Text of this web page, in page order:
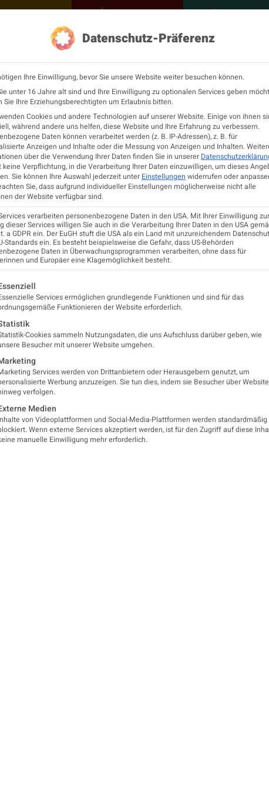
KONTAKT MEINE
Curriculum
2025
ROSENHÜGEL
Anmeldung
Programm
Veranstalter
Was Sie erwartet
Werfen Sie jetzt einen
Alle Informationen zu dem
Module können in
voneinander gebucht und
Erlernen praxisnaher
Fachlicher Austausch
Neurolog:innen
Sonderregelungen für
Datenschutz-Präferenz
Ihre Einwilligung, bevor Sie unsere Website weiter besuchen können.
unter 16 Jahre alt sind und Ihre Einwilligung zu optionalen Services geben
Sie Ihre Erziehungsberechtigten um Erlaubnis bitten.
Cookies und andere Technologien auf unserer Website. Einige von ihnen
während andere uns helfen, diese Website und Ihre Erfahrung zu verbessern.
Daten können verarbeitet werden (z. B. IP-Adressen), z. B. für
Anzeigen und Inhalte oder die Messung von Anzeigen und Inhalten.
über die Verwendung Ihrer Daten finden Sie in unserer
keine Verpflichtung, in die Verarbeitung Ihrer Daten einzuwilligen, um dieses
Sie können Ihre Auswahl jederzeit unter Einstellungen widerrufen oder
Sie, dass aufgrund individueller Einstellungen möglicherweise nicht alle
der Website verfügbar sind.
verarbeiten personenbezogene Daten in den USA. Mit Ihrer Einwilligung zur
dieser Services willigen Sie auch in die Verarbeitung Ihrer Daten in den USA
a GDPR ein. Der EuGH stuft die USA als ein Land mit unzureichendem
Standards ein. Es besteht beispielsweise die Gefahr, dass US-Behörden
Daten in Überwachungsprogrammen verarbeiten, ohne dass für
und Europäer eine Klagemöglichkeit besteht.
eine Liste der Service-Gruppen, für die eine Einwilligung
Services ermöglichen grundlegende Funktionen und sind für das
Funktionieren der Website erforderlich.
Cookies sammeln Nutzungsdaten, die uns Aufschluss darüber geben, wie
Besucher mit unserer Website umgehen.
Services werden von Drittanbietern oder Herausgebern genutzt, um
Werbung anzuzeigen. Sie tun dies, indem sie Besucher über
verfolgen.
Medien
von Videoplattformen und Social-Media-Plattformen werden standardmäßig
Wenn externe Services akzeptiert werden, ist für den Zugriff auf diese
manuelle Einwilligung mehr erforderlich.